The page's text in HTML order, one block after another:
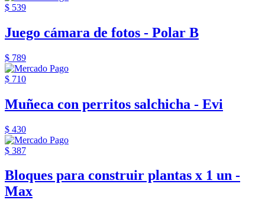
$ 539
Juego cámara de fotos - Polar B
$ 789
$ 710
Muñeca con perritos salchicha - Evi
$ 430
$ 387
Bloques para construir plantas x 1 un -
Max